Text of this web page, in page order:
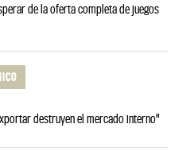
de la oferta completa de juegos
destruyen el mercado interno"